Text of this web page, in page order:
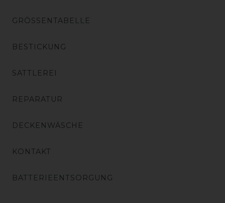
GRÖSSENTABELLE
BESTICKUNG
SATTLEREI
REPARATUR
DECKENWÄSCHE
KONTAKT
BATTERIEENTSORGUNG